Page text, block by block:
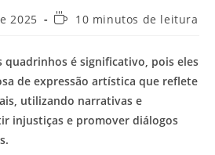
2025
Tempo10 minutos de leitura
é significativo, pois eles
de expressão artística que reflete
utilizando narrativas e
injustiças e promover diálogos